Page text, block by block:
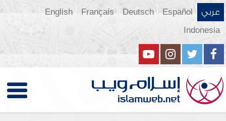
عربي Español
Deutsch
Français
English
Indonesia